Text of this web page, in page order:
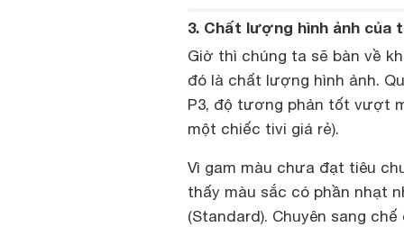
3. Chất lượng hình ảnh của
Giờ thì chúng ta sẽ bàn về
đó là chất lượng hình ảnh.
P3, độ tương phản tốt vượt
một chiếc tivi giá rẻ).
Vì gam màu chưa đạt tiêu
thấy màu sắc có phần nhạt
(Standard). Chuyên sang